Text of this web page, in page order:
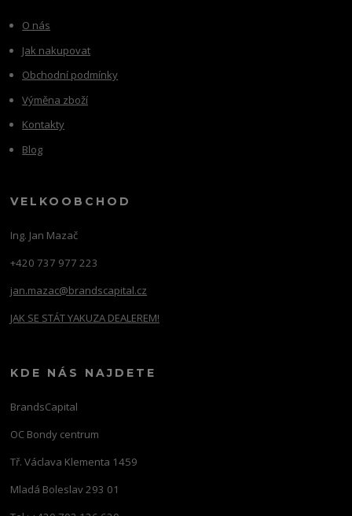
O nás
Jak nakupovat
Obchodní podmínky
Výměna zboží
Kontakty
Blog
VELKOOBCHOD
Ing. Jan Mazač
+420 737 977 223
jan.mazac@brandscapital.cz
JAK SE STÁT YAKUZA DEALEREM!
KDE NÁS NAJDETE
BrandsCapital
OC Bondy centrum
Tř. Václava Klementa 1459
Mladá Boleslav 293 01